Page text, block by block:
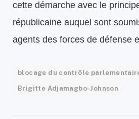
cette démarche avec le
républicaine auquel sont
agents des forces de défense
blocage du contrôle
Brigitte Adjamagbo-Johnson